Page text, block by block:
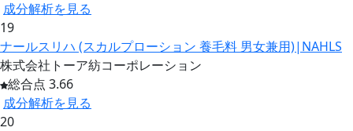
成分解析を見る
19
ナールスリハ (スカルプローション 養毛料 男女兼用)|NAHLS
株式会社トーア紡コーポレーション
総合点 3.66
成分解析を見る
20